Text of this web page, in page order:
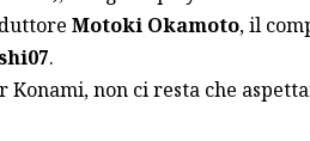
Motoki Okamoto, il
.
non ci resta che